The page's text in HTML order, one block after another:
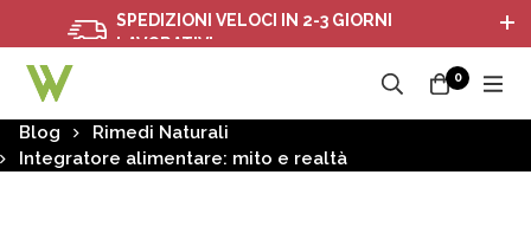
SPEDIZIONI VELOCI IN 2-3 GIORNI
LAVORATIVI
0
Blog
Rimedi Naturali
Integratore alimentare: mito e realtà